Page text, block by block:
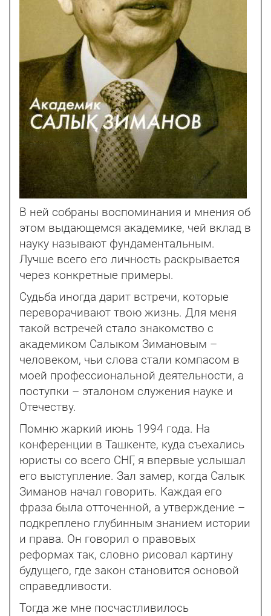
В ней собраны воспоминания и мнения об
этом выдающемся академике, чей вклад в
науку называют фундаментальным.
Лучше всего его личность раскрывается
через конкретные примеры.
Судьба иногда дарит встречи, которые
переворачивают твою жизнь. Для меня
такой встречей стало знакомство с
академиком Салыком Зимановым –
человеком, чьи слова стали компасом в
моей профессиональной деятельности, а
поступки – эталоном служения науке и
Отечеству.
Помню жаркий июнь 1994 года. На
конференции в Ташкенте, куда съехались
юристы со всего СНГ, я впервые услышал
его выступление. Зал замер, когда Салык
Зиманов начал говорить. Каждая его
фраза была отточенной, а утверждение –
подкреплено глубинным знанием истории
и права. Он говорил о правовых
реформах так, словно рисовал картину
будущего, где закон становится основой
справедливости.
Тогда же мне посчастливилось